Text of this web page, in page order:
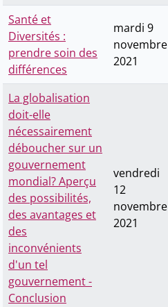
Santé et
Diversités :
prendre soin des
différences
mardi 9
novembre
2021
La globalisation
doit-elle
nécessairement
déboucher sur un
gouvernement
mondial? Aperçu
des possibilités,
des avantages et
des
inconvénients
d'un tel
gouvernement -
Conclusion
vendredi
12
novembre
2021